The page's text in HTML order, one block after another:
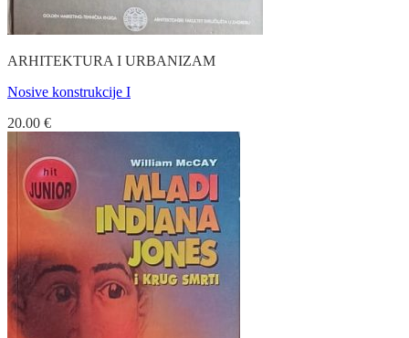
ARHITEKTURA I URBANIZAM
Nosive konstrukcije I
20.00 €